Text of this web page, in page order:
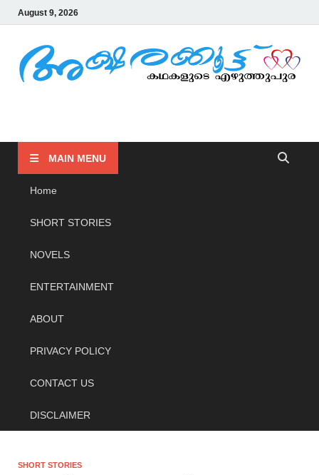
August 9, 2026
MAIN MENU
Home
SHORT STORIES
NOVELS
ENTERTAINMENT
ABOUT
PRIVACY POLICY
CONTACT US
DISCLAIMER
SHORT STORIES